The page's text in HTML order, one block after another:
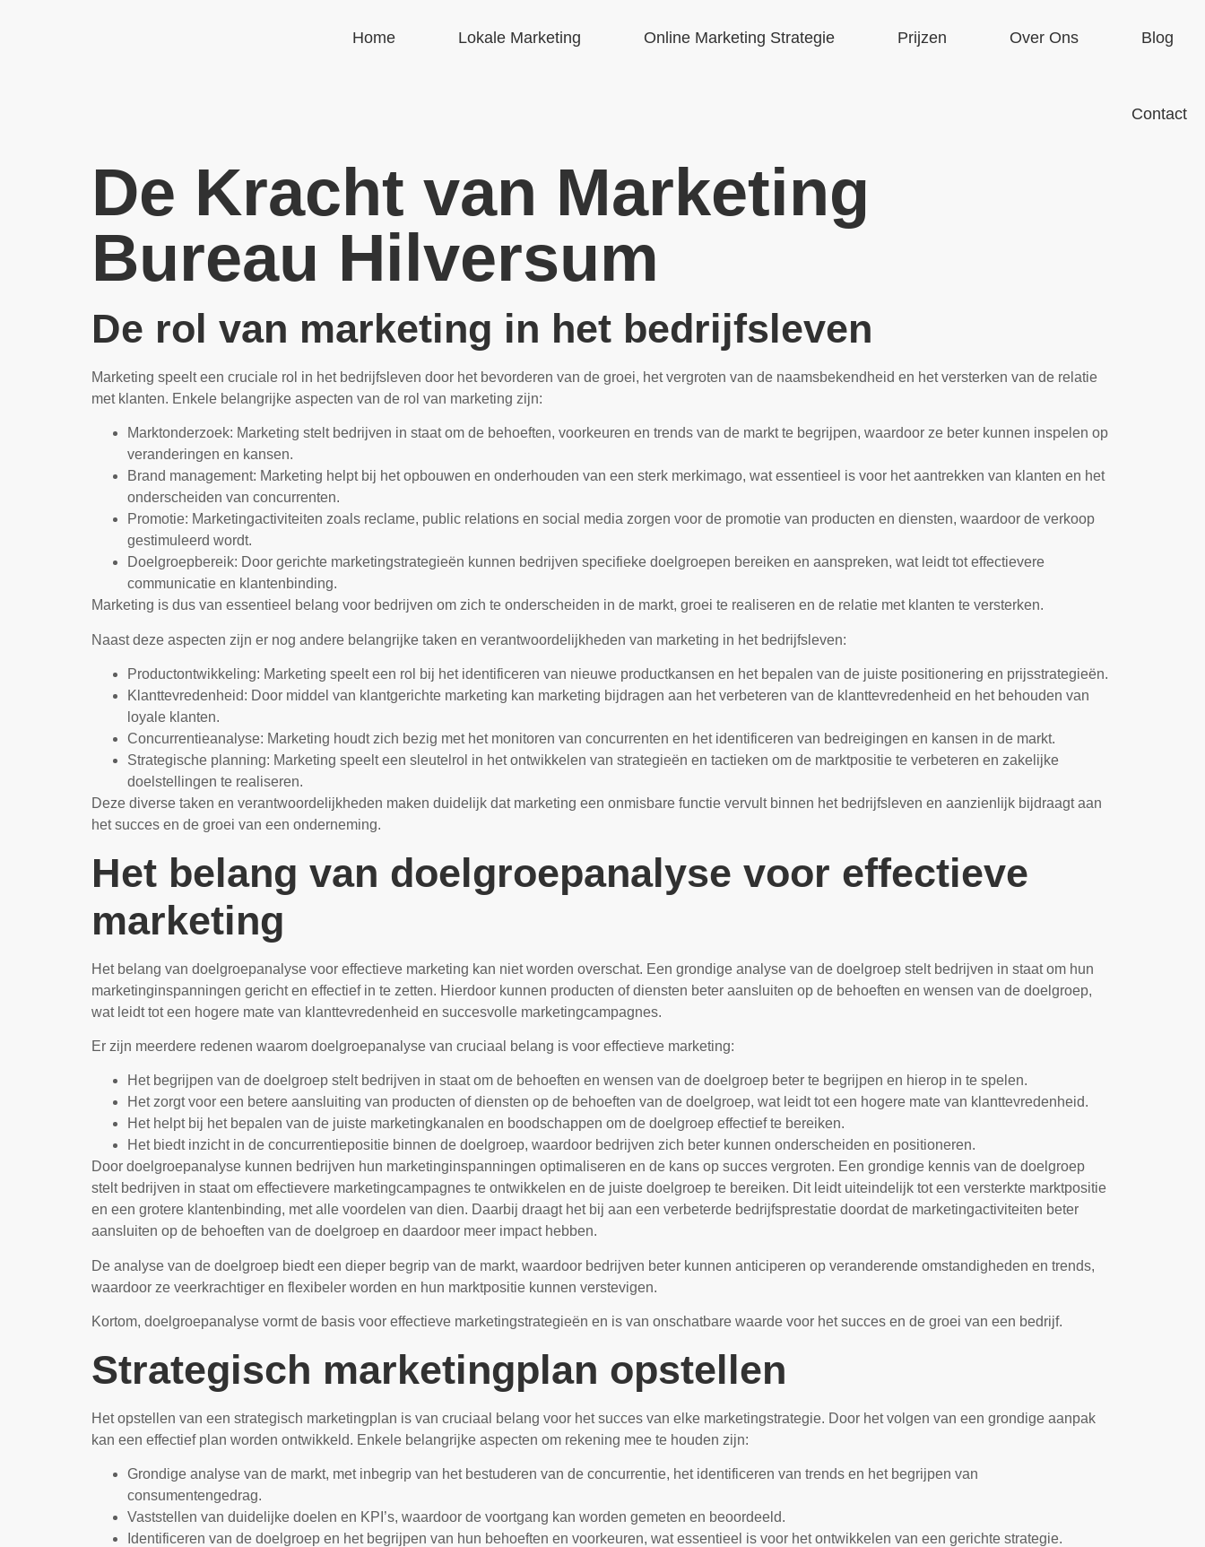
Home Lokale Marketing Online Marketing Strategie Prijzen Over Ons Blog
Contact
De Kracht van Marketing
Bureau Hilversum
De rol van marketing in het bedrijfsleven
Marketing speelt een cruciale rol in het bedrijfsleven door het bevorderen van de groei, het vergroten van de naamsbekendheid en het versterken van de relatie
met klanten. Enkele belangrijke aspecten van de rol van marketing zijn:
Marktonderzoek: Marketing stelt bedrijven in staat om de behoeften, voorkeuren en trends van de markt te begrijpen, waardoor ze beter kunnen inspelen op
veranderingen en kansen.
Brand management: Marketing helpt bij het opbouwen en onderhouden van een sterk merkimago, wat essentieel is voor het aantrekken van klanten en het
onderscheiden van concurrenten.
Promotie: Marketingactiviteiten zoals reclame, public relations en social media zorgen voor de promotie van producten en diensten, waardoor de verkoop
gestimuleerd wordt.
Doelgroepbereik: Door gerichte marketingstrategieën kunnen bedrijven specifieke doelgroepen bereiken en aanspreken, wat leidt tot effectievere
communicatie en klantenbinding.
Marketing is dus van essentieel belang voor bedrijven om zich te onderscheiden in de markt, groei te realiseren en de relatie met klanten te versterken.
Naast deze aspecten zijn er nog andere belangrijke taken en verantwoordelijkheden van marketing in het bedrijfsleven:
Productontwikkeling: Marketing speelt een rol bij het identificeren van nieuwe productkansen en het bepalen van de juiste positionering en prijsstrategieën.
Klanttevredenheid: Door middel van klantgerichte marketing kan marketing bijdragen aan het verbeteren van de klanttevredenheid en het behouden van
loyale klanten.
Concurrentieanalyse: Marketing houdt zich bezig met het monitoren van concurrenten en het identificeren van bedreigingen en kansen in de markt.
Strategische planning: Marketing speelt een sleutelrol in het ontwikkelen van strategieën en tactieken om de marktpositie te verbeteren en zakelijke
doelstellingen te realiseren.
Deze diverse taken en verantwoordelijkheden maken duidelijk dat marketing een onmisbare functie vervult binnen het bedrijfsleven en aanzienlijk bijdraagt aan
het succes en de groei van een onderneming.
Het belang van doelgroepanalyse voor effectieve
marketing
Het belang van doelgroepanalyse voor effectieve marketing kan niet worden overschat. Een grondige analyse van de doelgroep stelt bedrijven in staat om hun
marketinginspanningen gericht en effectief in te zetten. Hierdoor kunnen producten of diensten beter aansluiten op de behoeften en wensen van de doelgroep,
wat leidt tot een hogere mate van klanttevredenheid en succesvolle marketingcampagnes.
Er zijn meerdere redenen waarom doelgroepanalyse van cruciaal belang is voor effectieve marketing:
Het begrijpen van de doelgroep stelt bedrijven in staat om de behoeften en wensen van de doelgroep beter te begrijpen en hierop in te spelen.
Het zorgt voor een betere aansluiting van producten of diensten op de behoeften van de doelgroep, wat leidt tot een hogere mate van klanttevredenheid.
Het helpt bij het bepalen van de juiste marketingkanalen en boodschappen om de doelgroep effectief te bereiken.
Het biedt inzicht in de concurrentiepositie binnen de doelgroep, waardoor bedrijven zich beter kunnen onderscheiden en positioneren.
Door doelgroepanalyse kunnen bedrijven hun marketinginspanningen optimaliseren en de kans op succes vergroten. Een grondige kennis van de doelgroep
stelt bedrijven in staat om effectievere marketingcampagnes te ontwikkelen en de juiste doelgroep te bereiken. Dit leidt uiteindelijk tot een versterkte marktpositie
en een grotere klantenbinding, met alle voordelen van dien. Daarbij draagt het bij aan een verbeterde bedrijfsprestatie doordat de marketingactiviteiten beter
aansluiten op de behoeften van de doelgroep en daardoor meer impact hebben.
De analyse van de doelgroep biedt een dieper begrip van de markt, waardoor bedrijven beter kunnen anticiperen op veranderende omstandigheden en trends,
waardoor ze veerkrachtiger en flexibeler worden en hun marktpositie kunnen verstevigen.
Kortom, doelgroepanalyse vormt de basis voor effectieve marketingstrategieën en is van onschatbare waarde voor het succes en de groei van een bedrijf.
Strategisch marketingplan opstellen
Het opstellen van een strategisch marketingplan is van cruciaal belang voor het succes van elke marketingstrategie. Door het volgen van een grondige aanpak
kan een effectief plan worden ontwikkeld. Enkele belangrijke aspecten om rekening mee te houden zijn:
Grondige analyse van de markt, met inbegrip van het bestuderen van de concurrentie, het identificeren van trends en het begrijpen van
consumentengedrag.
Vaststellen van duidelijke doelen en KPI’s, waardoor de voortgang kan worden gemeten en beoordeeld.
Identificeren van de doelgroep en het begrijpen van hun behoeften en voorkeuren, wat essentieel is voor het ontwikkelen van een gerichte strategie.